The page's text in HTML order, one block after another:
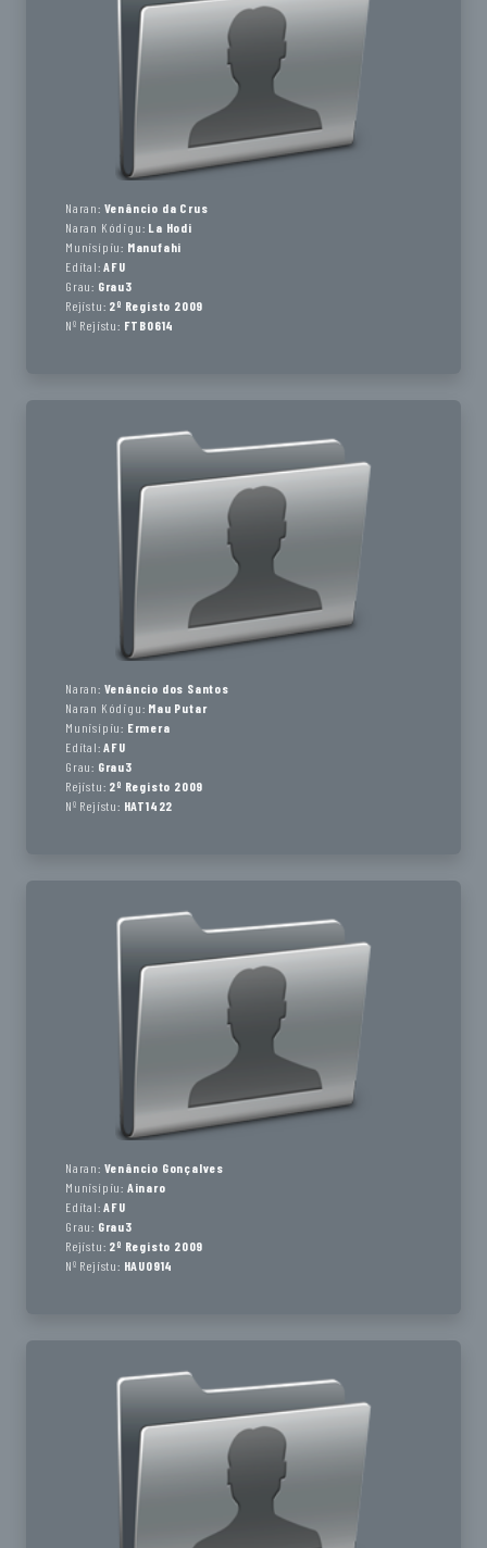
Naran: Venâncio da Crus
Naran Kódigu: La Hodi
Munisípiu: Manufahi
Edital: AFU
Grau: Grau3
Rejistu: 2º Registo 2009
Nº Rejistu: FTB0614
Naran: Venâncio dos Santos
Naran Kódigu: Mau Putar
Munisípiu: Ermera
Edital: AFU
Grau: Grau3
Rejistu: 2º Registo 2009
Nº Rejistu: HAT1422
Naran: Venâncio Gonçalves
Munisípiu: Ainaro
Edital: AFU
Grau: Grau3
Rejistu: 2º Registo 2009
Nº Rejistu: HAU0914